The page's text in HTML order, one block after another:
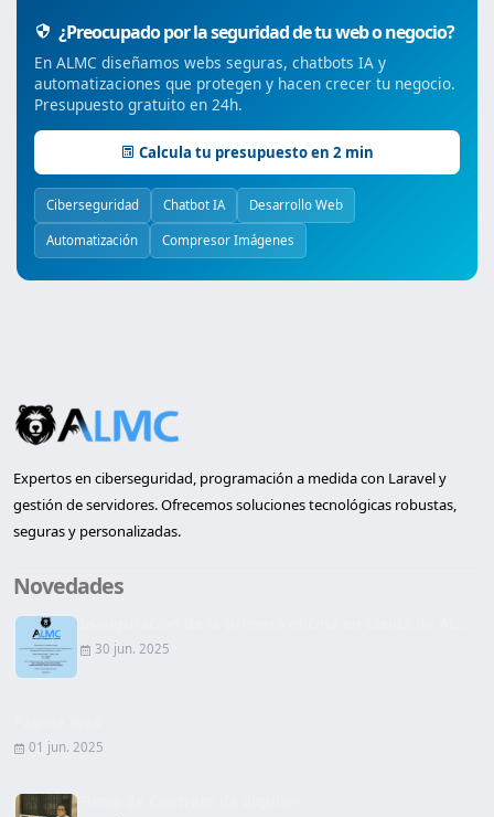
¿Preocupado por la seguridad de tu web o negocio?
En ALMC diseñamos webs seguras, chatbots IA y
automatizaciones que protegen y hacen crecer tu negocio.
Presupuesto gratuito en 24h.
Calcula tu presupuesto en 2 min
Ciberseguridad Chatbot IA Desarrollo Web
Automatización Compresor Imágenes
Expertos en ciberseguridad, programación a medida con Laravel y
gestión de servidores. Ofrecemos soluciones tecnológicas robustas,
seguras y personalizadas.
Novedades
30 jun. 2025
01 jun. 2025